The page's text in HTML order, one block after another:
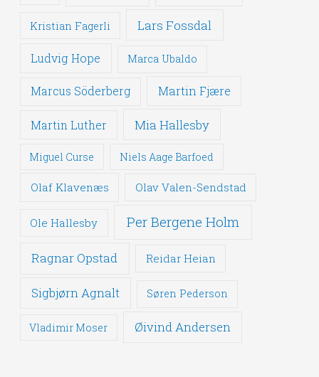
Kristian Fagerli Lars Fossdal
Ludvig Hope Marca Ubaldo
Marcus Söderberg Martin Fjære
Martin Luther Mia Hallesby
Miguel Curse Niels Aage Barfoed
Olaf Klavenæs Olav Valen-Sendstad
Ole Hallesby Per Bergene Holm
Ragnar Opstad Reidar Heian
Sigbjørn Agnalt Søren Pederson
Vladimir Moser Øivind Andersen